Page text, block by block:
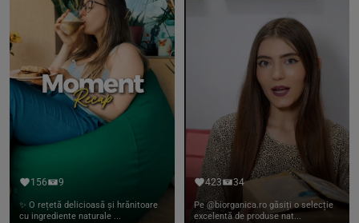
156 9
✨ O rețetă delicioasă și hrănitoare
cu ingrediente naturale ...
423 34
Pe @biorganica.ro găsiți o selecție
excelentă de produse nat...